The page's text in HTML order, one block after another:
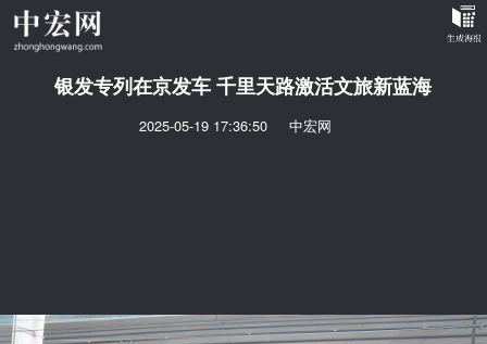
银发专列在京发车 千里天路激活文旅新蓝海
2025-05-19 17:36:50 中宏网